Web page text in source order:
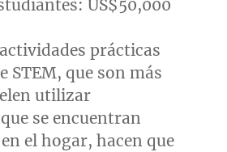
US$50,000
prácticas
STEM, que son más
utilizar
se encuentran
el hogar, hacen que